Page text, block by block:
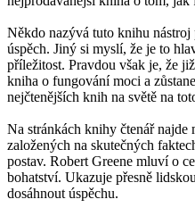
Někdo nazývá tuto knihu
úspěch. Jiný si myslí, že je to
příležitost. Pravdou však je, že
kniha o fungování moci a
nejčtenějších knih na světě na
Na stránkách knihy čtenář najde
založených na skutečných
postav. Robert Greene mluví o
bohatství. Ukazuje přesně
dosáhnout úspěchu.